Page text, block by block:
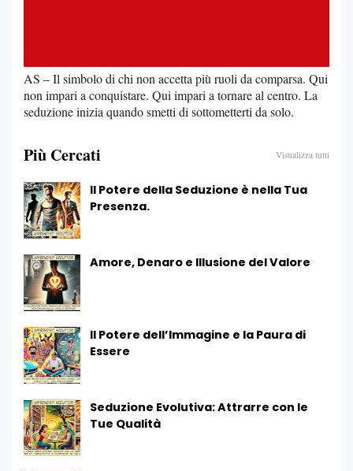
AS – Il simbolo di chi non accetta più ruoli da comparsa. Qui
non impari a conquistare. Qui impari a tornare al centro. La
seduzione inizia quando smetti di sottometterti da solo.
Più Cercati Visualizza tutti
Il Potere della Seduzione è nella Tua
Presenza.
Amore, Denaro e Illusione del Valore
Il Potere dell’Immagine e la Paura di
Essere
Seduzione Evolutiva: Attrarre con le
Tue Qualità